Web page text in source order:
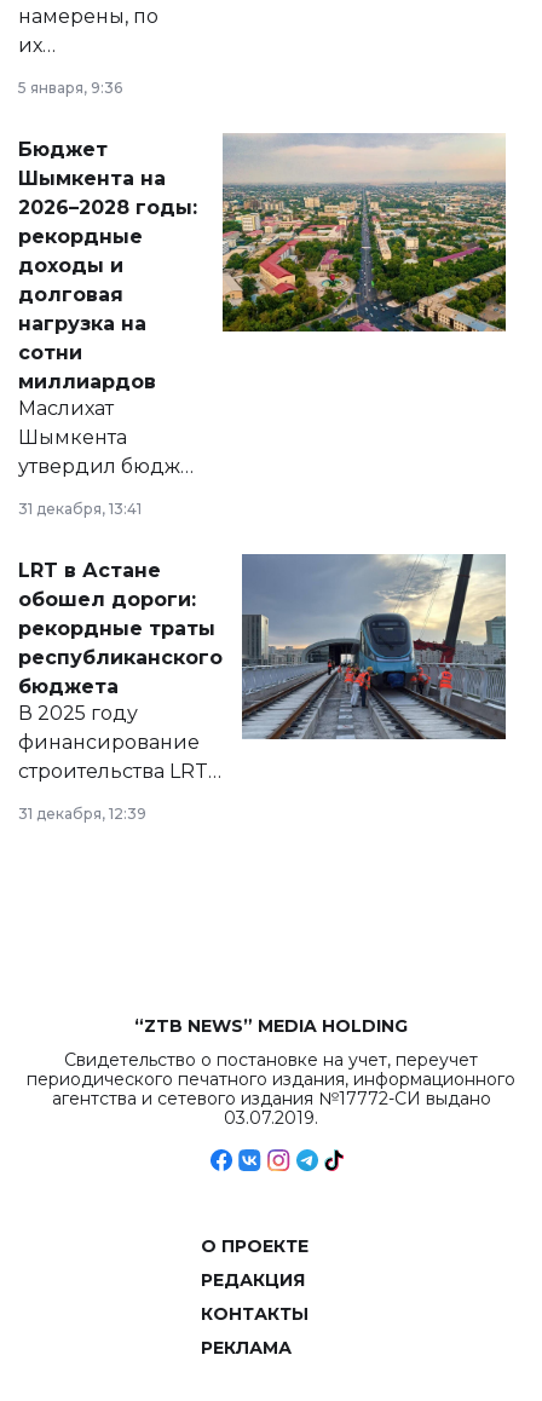
намерены, по
их
принести
народу
Венесуэлы.
5 января, 9:36
Бюджет
Шымкента на
2026–2028 годы:
рекордные
доходы и
долговая
нагрузка на
сотни
миллиардов
Маслихат
Шымкента
утвердил бюджет
города на 2026–
2028 годы.
документ
появился в базе
нормативных
правовых актов и
на сайте маслихат
города.
31 декабря, 13:41
LRT в Астане
обошел дороги:
рекордные траты
республиканского
бюджета
В 2025 году
финансирование
строительства LRT
в Астане из
республиканского
31 декабря, 12:39
“ZTB NEWS” MEDIA HOLDING
Свидетельство о постановке на учет, переучет
периодического печатного издания, информационного
агентства и сетевого издания №17772-СИ выдано
03.07.2019.
О ПРОЕКТЕ
РЕДАКЦИЯ
КОНТАКТЫ
РЕКЛАМА